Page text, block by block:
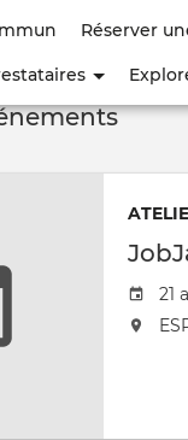
Réserver
21